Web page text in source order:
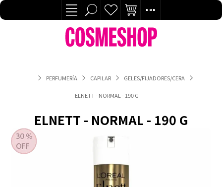
PERFUMERÍA CAPILAR GELES/FIJADORES/CERA
ELNETT - NORMAL - 190 G
ELNETT - NORMAL - 190 G